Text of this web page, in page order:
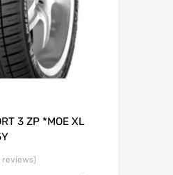
3 ZP *MOE XL
reviews)